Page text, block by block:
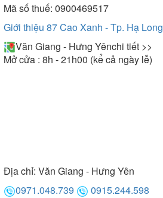
Mã số thuế: 0900469517
Giới thiệu 87 Cao Xanh - Tp. Hạ Long
Văn Giang - Hưng Yênchi tiết >>
Mở cửa : 8h - 21h00 (kể cả ngày lễ)
Địa chỉ: Văn Giang - Hưng Yên
0971.048.739
0915.244.598